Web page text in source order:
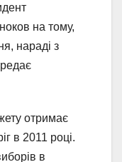
на тому,
нараді з
отримає
в 2011 році.
в